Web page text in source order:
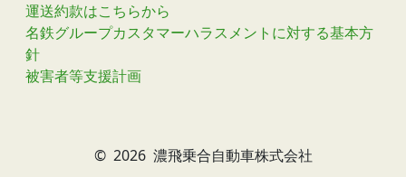
運送約款はこちらから
名鉄グループカスタマーハラスメントに対する基本方
針
被害者等支援計画
© 2026 濃飛乗合自動車株式会社